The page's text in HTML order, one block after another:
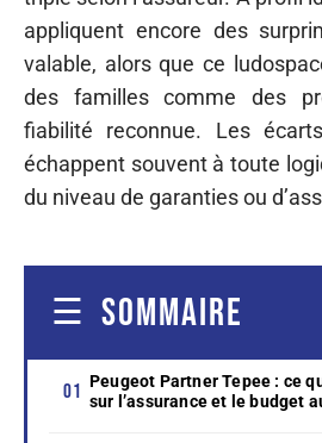
appliquent encore des
valable, alors que ce
des familles comme des
fiabilité reconnue. Les
échappent souvent à toute
du niveau de garanties ou
SOMMAIRE
Peugeot Partner Tepee : ce
sur l’assurance et le budget